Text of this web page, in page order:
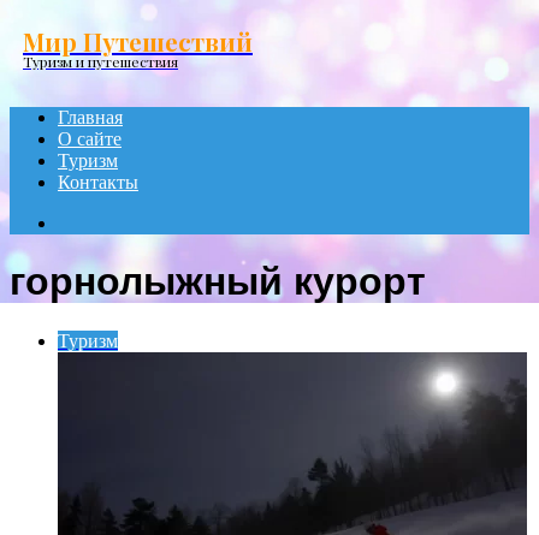
Мир Путешествий
Туризм и путешествия
Главная
О сайте
Туризм
Контакты
горнолыжный курорт
Туризм